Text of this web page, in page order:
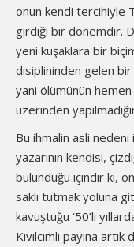
onun kendi tercihiyle
girdiği bir dönemdir.
yeni kuşaklara bir
disiplininden gelen bir
yani ölümünün
üzerinden
Bu ihmalin asli
yazarının kendisi,
bulunduğu içindir ki,
saklı tutmak yoluna
kavuştuğu ‘50’li
Kıvılcımlı payına